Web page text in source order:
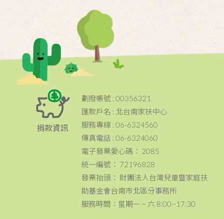
捐款資訊
劃撥帳號 : 00356321
匯款戶名 : 北台南家扶中心
服務專線 : 06-6324560
傳真電話 : 06-6324060
電子發票愛心碼： 2085
統一編號： 72196828
發票抬頭： 財團法人台灣兒童暨家庭扶
助基金會台南市北區分事務所
服務時間：星期一 ~ 六 8:00~17:30